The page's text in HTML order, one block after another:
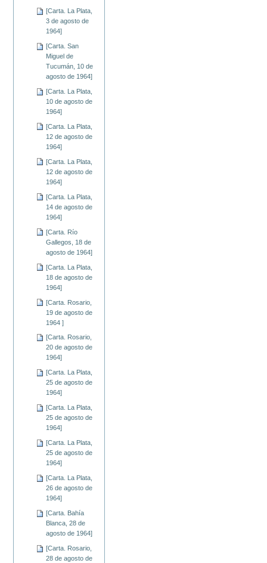
[Carta. La Plata,
3 de agosto de
1964]
[Carta. San
Miguel de
Tucumán, 10 de
agosto de 1964]
[Carta. La Plata,
10 de agosto de
1964]
[Carta. La Plata,
12 de agosto de
1964]
[Carta. La Plata,
12 de agosto de
1964]
[Carta. La Plata,
14 de agosto de
1964]
[Carta. Río
Gallegos, 18 de
agosto de 1964]
[Carta. La Plata,
18 de agosto de
1964]
[Carta. Rosario,
19 de agosto de
1964 ]
[Carta. Rosario,
20 de agosto de
1964]
[Carta. La Plata,
25 de agosto de
1964]
[Carta. La Plata,
25 de agosto de
1964]
[Carta. La Plata,
25 de agosto de
1964]
[Carta. La Plata,
26 de agosto de
1964]
[Carta. Bahía
Blanca, 28 de
agosto de 1964]
[Carta. Rosario,
28 de agosto de